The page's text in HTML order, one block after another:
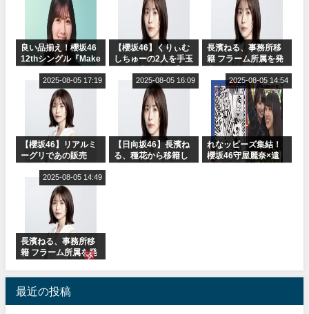
良い品揃え！櫻坂46
12thシングル『Make
ャルグッズ絶賛販売
【櫻坂46】くりぃむ
しちゅーの2人を手玉
りぃむナンタラ】
長濱ねる、事務所移
籍 フラーム所属を発
【櫻坂46】リアルミ
ーグリであの販売
Break』オフィシャ
ルグッズ解禁
2025-08-05 17:19
【日向坂46】長濱ね
る、種花から移籍し
2025-08-05 16:09
れなッピーズ集結！
櫻坂46守屋麗奈×遠
2025-08-05 14:54
長濱ねる、事務所移
籍 フラーム所属を発
2025-08-05 14:49
最近の投稿